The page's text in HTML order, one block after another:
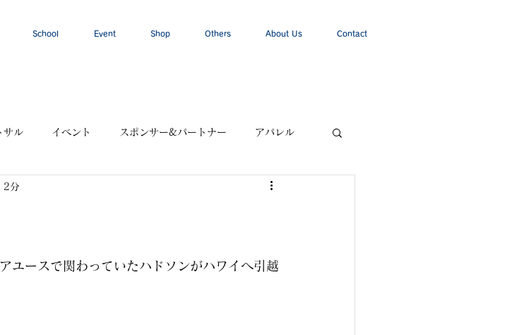
School Event Shop Others About Us Contact
サル イベント スポンサー&パートナー アパレル
2分
ユースで関わっていたハドソンがハワイへ引越